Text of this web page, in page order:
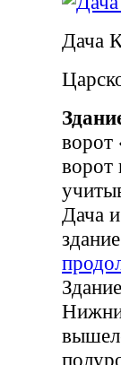
Дача
ворот
Дача